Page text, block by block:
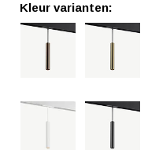
Kleur varianten: